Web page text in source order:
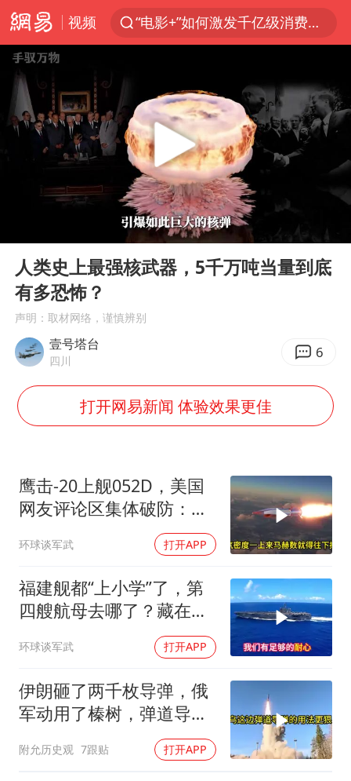
视频
“电影+”如何激发千亿级消费新活力？
“秋天的第一杯奶茶”6岁了
上海：台风白海豚或将带来龙卷风
38岁演员求职万岁山NPC成功
国乒男单横滨冠军赛全军覆没
胡彦斌获《歌手2026》歌王
胜宏科技：股票交易异常波动
美股存储板块集体大跌
东航：国内客票提前14天免费退改
日本试射“战斧”导弹，国防部回应
胡彦斌韩磊 谁帮谁
夯实基础开新局
Play
05:54
人类史上最强核武器，5千万吨当量到底
有多恐怖？
声明：取材网络，谨慎辨别
壹号塔台
四川 6
打开网易新闻 体验效果更佳
鹰击-20上舰052D，美国
网友评论区集体破防：他
们多希望这一幕发生在自
己船上
环球谈军武 打开APP
福建舰都“上小学”了，第
四艘航母去哪了？藏在船
环球谈军武 打开APP
伊朗砸了两千枚导弹，俄
军动用了榛树，弹道导弹
这个老伙计又杀回来了
附允历史观 7跟贴 打开APP